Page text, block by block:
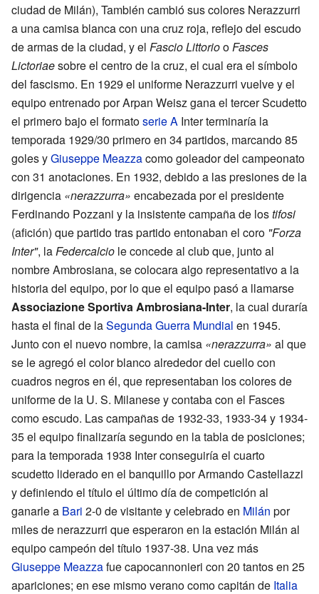
ciudad de Milán), También cambió sus colores Nerazzurri
a una camisa blanca con una cruz roja, reflejo del escudo
de armas de la ciudad, y el Fascio Littorioo Fasces
Lictoriaesobre el centro de la cruz, el cual era el símbolo
del fascismo. En 1929 el uniforme Nerazzurri vuelve y el
equipo entrenado por Arpan Weisz gana el tercer Scudetto
el primero bajo el formatoserie A Inter terminaría la
temporada 1929/30 primero en 34 partidos, marcando 85
goles yGiuseppe Meazzacomo goleador del campeonato
con 31 anotaciones. En 1932, debido a las presiones de la
dirigencia «nerazzurra» encabezada por el presidente
Ferdinando Pozzani y la insistente campaña de lostifosi
(afición) que partido tras partido entonaban el coro "Forza
Inter", la Federcalcio le concede al club que, junto al
nombre Ambrosiana, se colocara algo representativo a la
historia del equipo, por lo que el equipo pasó a llamarse
Associazione Sportiva Ambrosiana-Inter, la cual duraría
hasta el final de laSegunda Guerra Mundial en 1945.
Junto con el nuevo nombre, la camisa «nerazzurra» al que
se le agregó el color blanco alrededor del cuello con
cuadros negros en él, que representaban los colores de
uniforme de la U. S. Milanese y contaba con el Fasces
como escudo. Las campañas de 1932-33, 1933-34 y 1934-
35 el equipo finalizaría segundo en la tabla de posiciones;
para la temporada 1938 Inter conseguiría el cuarto
scudetto liderado en el banquillo por Armando Castellazzi
y definiendo el título el último día de competición al
ganarle a Bari 2-0 de visitante y celebrado en Milán por
miles de nerazzurri que esperaron en la estación Milán al
equipo campeón del título 1937-38. Una vez más
Giuseppe Meazzafue capocannonieri con 20 tantos en 25
apariciones; en ese mismo verano como capitán de Italia